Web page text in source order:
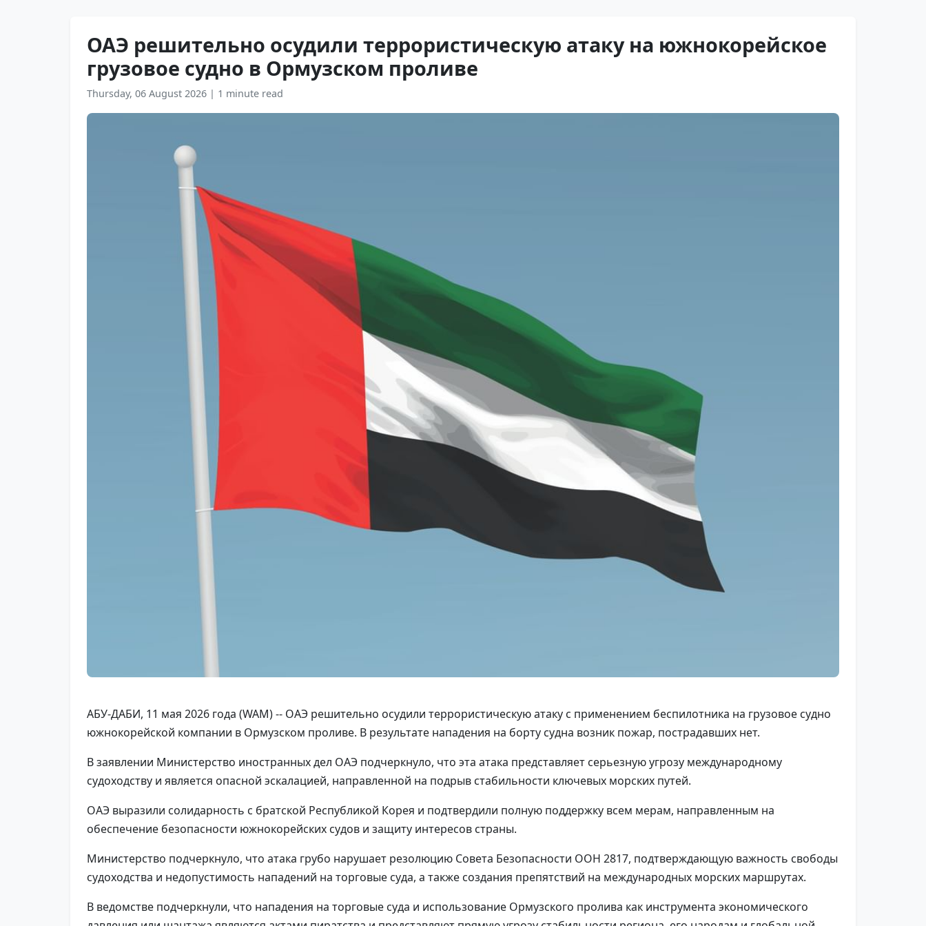
ОАЭ решительно осудили террористическую атаку на южнокорейское
грузовое судно в Ормузском проливе
Thursday, 06 August 2026 | 1 minute read
АБУ-ДАБИ, 11 мая 2026 года (WAM) -- ОАЭ решительно осудили террористическую атаку с применением беспилотника на грузовое судно
южнокорейской компании в Ормузском проливе. В результате нападения на борту судна возник пожар, пострадавших нет.
В заявлении Министерство иностранных дел ОАЭ подчеркнуло, что эта атака представляет серьезную угрозу международному
судоходству и является опасной эскалацией, направленной на подрыв стабильности ключевых морских путей.
ОАЭ выразили солидарность с братской Республикой Корея и подтвердили полную поддержку всем мерам, направленным на
обеспечение безопасности южнокорейских судов и защиту интересов страны.
Министерство подчеркнуло, что атака грубо нарушает резолюцию Совета Безопасности ООН 2817, подтверждающую важность свободы
судоходства и недопустимость нападений на торговые суда, а также создания препятствий на международных морских маршрутах.
В ведомстве подчеркнули, что нападения на торговые суда и использование Ормузского пролива как инструмента экономического